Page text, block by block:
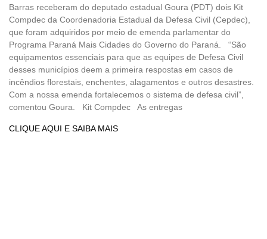
Barras receberam do deputado estadual Goura (PDT) dois Kit
Compdec da Coordenadoria Estadual da Defesa Civil (Cepdec),
que foram adquiridos por meio de emenda parlamentar do
Programa Paraná Mais Cidades do Governo do Paraná. “São
equipamentos essenciais para que as equipes de Defesa Civil
desses municípios deem a primeira respostas em casos de
incêndios florestais, enchentes, alagamentos e outros desastres.
Com a nossa emenda fortalecemos o sistema de defesa civil”,
comentou Goura. Kit Compdec As entregas
CLIQUE AQUI E SAIBA MAIS